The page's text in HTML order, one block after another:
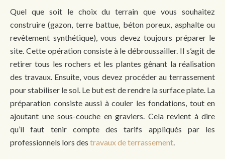
Quel que soit le choix du terrain que vous souhaitez
construire (gazon, terre battue, béton poreux, asphalte ou
revêtement synthétique), vous devez toujours préparer le
site. Cette opération consiste à le débroussailler. Il s’agit de
retirer tous les rochers et les plantes gênant la réalisation
des travaux. Ensuite, vous devez procéder au terrassement
pour stabiliser le sol. Le but est de rendre la surface plate. La
préparation consiste aussi à couler les fondations, tout en
ajoutant une sous-couche en graviers. Cela revient à dire
qu’il faut tenir compte des tarifs appliqués par les
professionnels lors des travaux de terrassement